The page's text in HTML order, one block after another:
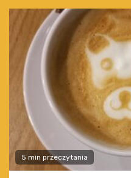
5 min przeczytania